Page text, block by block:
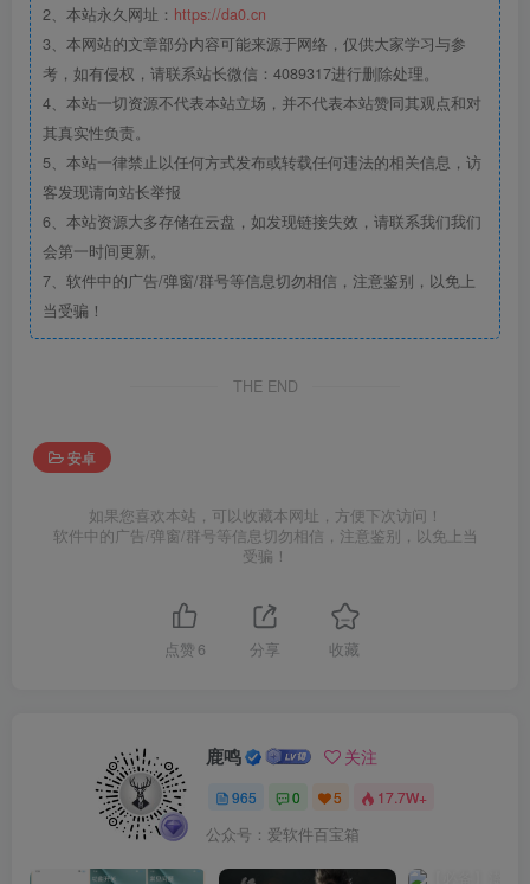
2、本站永久网址： https://da0.cn
3、本网站的文章部分内容可能来源于网络，仅供大家学习与参
考，如有侵权，请联系站长微信：4089317进行删除处理。
4、本站一切资源不代表本站立场，并不代表本站赞同其观点和对
其真实性负责。
5、本站一律禁止以任何方式发布或转载任何违法的相关信息，访
客发现请向站长举报
6、本站资源大多存储在云盘，如发现链接失效，请联系我们我们
会第一时间更新。
7、软件中的广告/弹窗/群号等信息切勿相信，注意鉴别，以免上
当受骗！
THE END
安卓
如果您喜欢本站，可以收藏本网址，方便下次访问！
软件中的广告/弹窗/群号等信息切勿相信，注意鉴别，以免上当
受骗！
点赞 6 分享 收藏
鹿鸣 关注
965 0 5 17.7W+
公众号：爱软件百宝箱